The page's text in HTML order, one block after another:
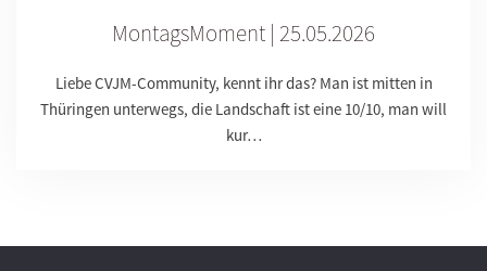
MontagsMoment | 25.05.2026
Liebe CVJM-Community, kennt ihr das? Man ist mitten in
Thüringen unterwegs, die Landschaft ist eine 10/10, man will
kur…